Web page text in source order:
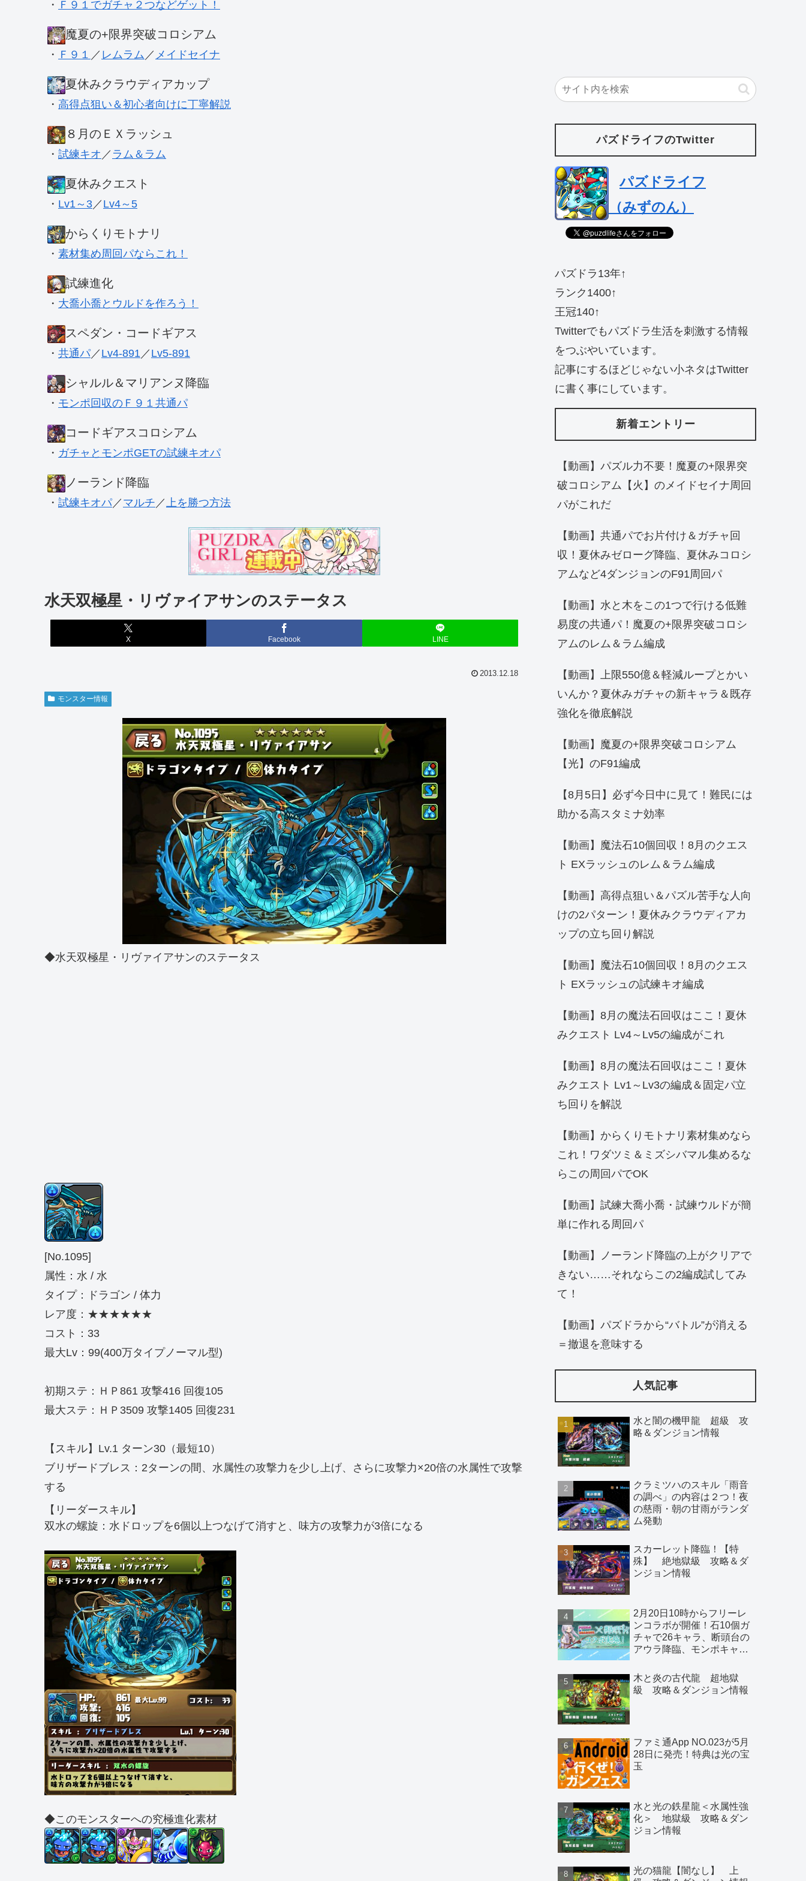
・ Ｆ９１でガチャ２つなどゲット！
魔夏の+限界突破コロシアム
・ Ｆ９１ ／ レムラム ／ メイドセイナ
夏休みクラウディアカップ
・ 高得点狙い＆初心者向けに丁寧解説
８月のＥＸラッシュ
・ 試練キオ ／ ラム＆ラム
夏休みクエスト
・ Lv1～3 ／ Lv4～5
からくりモトナリ
・ 素材集め周回パならこれ！
試練進化
・ 大喬小喬とウルドを作ろう！
スペダン・コードギアス
・ 共通パ／ Lv4-891 ／ Lv5-891
シャルル＆マリアンヌ降臨
・ モンポ回収のＦ９１共通パ
コードギアスコロシアム
・ ガチャとモンポGETの試練キオパ
ノーランド降臨
・ 試練キオパ／ マルチ ／ 上を勝つ方法
水天双極星・リヴァイアサンのステータス
X Facebook LINE
2013.12.18
モンスター情報
◆水天双極星・リヴァイアサンのステータス
[No.1095]
属性：水 / 水
タイプ：ドラゴン / 体力
レア度：★★★★★★
コスト：33
最大Lv：99(400万タイプノーマル型)
初期ステ：ＨＰ861 攻撃416 回復105
最大ステ：ＨＰ3509 攻撃1405 回復231
【スキル】Lv.1 ターン30（最短10）
ブリザードブレス：2ターンの間、水属性の攻撃力を少し上げ、さらに攻撃力×20倍の水属性で攻撃
する
【リーダースキル】
双水の螺旋：水ドロップを6個以上つなげて消すと、味方の攻撃力が3倍になる
◆このモンスターへの究極進化素材
パズドライフのTwitter
パズドライフ
（みずのん）
パズドラ13年↑
ランク1400↑
王冠140↑
Twitterでもパズドラ生活を刺激する情報
をつぶやいています。
記事にするほどじゃない小ネタはTwitter
に書く事にしています。
新着エントリー
【動画】パズル力不要！魔夏の+限界突
破コロシアム【火】のメイドセイナ周回
パがこれだ
【動画】共通パでお片付け＆ガチャ回
収！夏休みゼローグ降臨、夏休みコロシ
アムなど4ダンジョンのF91周回パ
【動画】水と木をこの1つで行ける低難
易度の共通パ！魔夏の+限界突破コロシ
アムのレム＆ラム編成
【動画】上限550億＆軽減ループとかい
いんか？夏休みガチャの新キャラ＆既存
強化を徹底解説
【動画】魔夏の+限界突破コロシアム
【光】のF91編成
【8月5日】必ず今日中に見て！難民には
助かる高スタミナ効率
【動画】魔法石10個回収！8月のクエス
ト EXラッシュのレム＆ラム編成
【動画】高得点狙い＆パズル苦手な人向
けの2パターン！夏休みクラウディアカ
ップの立ち回り解説
【動画】魔法石10個回収！8月のクエス
ト EXラッシュの試練キオ編成
【動画】8月の魔法石回収はここ！夏休
みクエスト Lv4～Lv5の編成がこれ
【動画】8月の魔法石回収はここ！夏休
みクエスト Lv1～Lv3の編成＆固定パ立
ち回りを解説
【動画】からくりモトナリ素材集めなら
これ！ワダツミ＆ミズシバマル集めるな
らこの周回パでOK
【動画】試練大喬小喬・試練ウルドが簡
単に作れる周回パ
【動画】ノーランド降臨の上がクリアで
きない……それならこの2編成試してみ
て！
【動画】パズドラから“バトル”が消える
＝撤退を意味する
人気記事
水と闇の機甲龍 超級 攻
略＆ダンジョン情報
クラミツハのスキル「雨音
の調べ」の内容は２つ！夜
の慈雨・朝の甘雨がランダ
ム発動
スカーレット降臨！【特
殊】 絶地獄級 攻略＆ダ
ンジョン情報
2月20日10時からフリーレ
ンコラボが開催！石10個ガ
チャで26キャラ、断頭台の
アウラ降臨、モンポキャラ
木と炎の古代龍 超地獄
級 攻略＆ダンジョン情報
ファミ通App NO.023が5月
28日に発売！特典は光の宝
玉
水と光の鉄星龍＜水属性強
化＞ 地獄級 攻略＆ダン
ジョン情報
光の猫龍【闇なし】 上